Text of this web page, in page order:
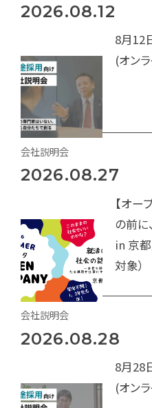
2026.08.12
8月12
(オン
2026.08.27
【オー
の前に
in 京
対象）
会社説明会
2026.08.28
8月28
(オン
会社説明会